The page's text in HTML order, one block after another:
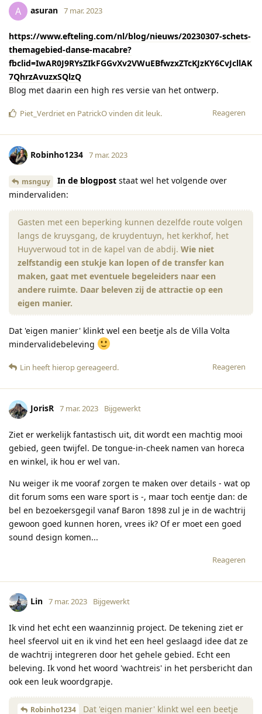
A asuran 7 mar. 2023
https://www.efteling.com/nl/blog/nieuws/20230307-schets-
themagebied-danse-macabre?
fbclid=IwAR0J9RYsZIkFGGvXv2VWuEBfwzxZTcKJzKY6CvJcllAK
7QhrzAvuzxSQlzQ
Blog met daarin een high res versie van het ontwerp.
Reageren
Piet_Verdrieten PatrickOvinden dit leuk.
Robinho1234 7 mar. 2023
msnguy In de blogpost staat wel het volgende over
mindervaliden:
Gasten met een beperking kunnen dezelfde route volgen
langs de kruysgang, de kruydentuyn, het kerkhof, het
Huyverwoud tot in de kapel van de abdij. Wie niet
zelfstandig een stukje kan lopen of de transfer kan
maken, gaat met eventuele begeleiders naar een
andere ruimte. Daar beleven zij de attractie op een
eigen manier.
Dat 'eigen manier' klinkt wel een beetje als de Villa Volta
mindervalidebeleving
Reageren
Lin heeft hierop gereageerd.
JorisR 7 mar. 2023 Bijgewerkt
Ziet er werkelijk fantastisch uit, dit wordt een machtig mooi
gebied, geen twijfel. De tongue-in-cheek namen van horeca
en winkel, ik hou er wel van.
Nu weiger ik me vooraf zorgen te maken over details - wat op
dit forum soms een ware sport is -, maar toch eentje dan: de
bel en bezoekersgegil vanaf Baron 1898 zul je in de wachtrij
gewoon goed kunnen horen, vrees ik? Of er moet een goed
sound design komen...
Reageren
Lin 7 mar. 2023 Bijgewerkt
Ik vind het echt een waanzinnig project. De tekening ziet er
heel sfeervol uit en ik vind het een heel geslaagd idee dat ze
de wachtrij integreren door het gehele gebied. Echt een
beleving. Ik vond het woord 'wachtreis' in het persbericht dan
ook een leuk woordgrapje.
Robinho1234
Dat 'eigen manier' klinkt wel een beetje